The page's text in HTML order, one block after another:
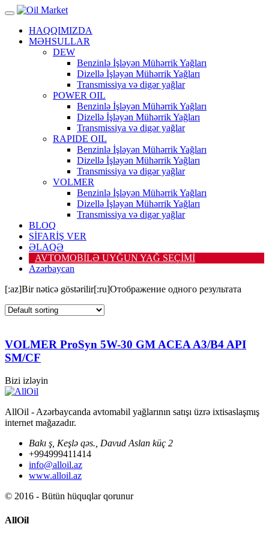
HAQQIMIZDA
MƏHSULLAR
DEW
Benzinlə İşləyən Mühərrik Yağları
Dizellə İşləyən Mühərrik Yağları
Transmissiya və digər yağlar
POWER OIL
Benzinlə İşləyən Mühərrik Yağları
Dizellə İşləyən Mühərrik Yağları
Transmissiya və digər yağlar
RAPIDE OIL
Benzinlə İşləyən Mühərrik Yağları
Dizellə İşləyən Mühərrik Yağları
Transmissiya və digər yağlar
VOLMER
Benzinlə İşləyən Mühərrik Yağları
Dizellə İşləyən Mühərrik Yağları
Transmissiya və digər yağlar
BLOQ
SİFARİŞ VER
ƏLAQƏ
AVTOMOBİLƏ UYĞUN YAĞ SEÇİMİ
Azərbaycan
[:az]Bir nəticə göstərilir[:ru]Отображение одного результата
VOLMER ProSyn 5W-30 GM ACEA A3/B4 API
SM/CF
Bizi izləyin
AllOil - Azərbaycanda avtomabil yağlarının satışı üzrə ixtisaslaşmış
internet mağazadır.
Bakı ş, Keşlə qəs., Davud Aslan küç 2
+994999411414
info@alloil.az
www.alloil.az
© 2016 - Bütün hüquqlar qorunur
AllOil